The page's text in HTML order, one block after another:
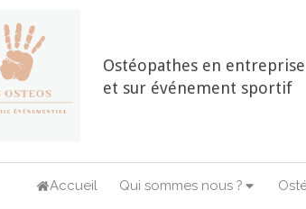
Ostéopathes en entreprise
et sur événement sportif
Accueil Qui sommes nous ?